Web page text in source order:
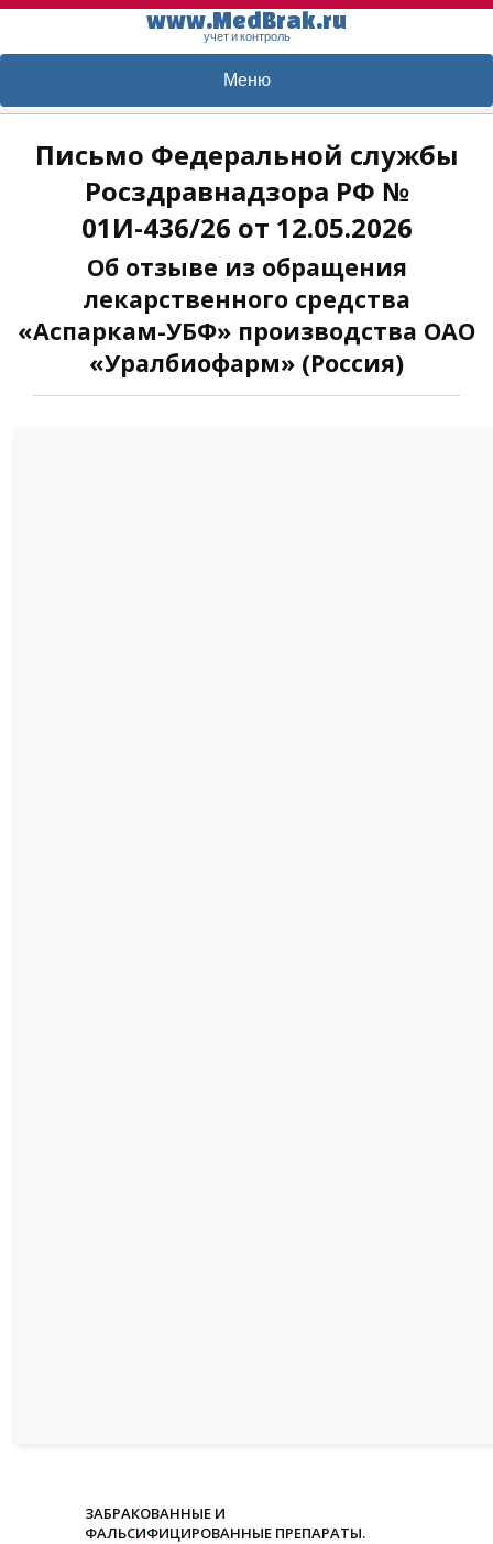
www.MedBrak.ru
учет и контроль
Меню
Письмо Федеральной службы
Росздравнадзора РФ №
01И-436/26 от 12.05.2026
Об отзыве из обращения
лекарственного средства
«Аспаркам-УБФ» производства ОАО
«Уралбиофарм» (Россия)
ЗАБРАКОВАННЫЕ И
ФАЛЬСИФИЦИРОВАННЫЕ ПРЕПАРАТЫ.